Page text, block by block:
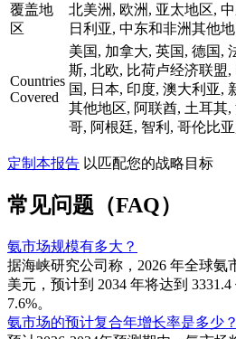
覆盖地
区
北美洲, 欧洲, 亚太地区,
日利亚, 中东和非洲其他
Countries
Covered
美国, 加拿大, 英国, 德国,
斯, 北欧, 比荷卢经济联盟
国, 日本, 印度, 澳大利亚,
其他地区, 阿联酋, 土耳其
哥, 阿根廷, 智利, 哥伦比
定制本报告 以匹配您的战略目标
常见问题（FAQ）
氨市场规模有多大？
据海峡研究公司称，2026 年全球氨
美元，预计到 2034 年将达到
7.6%。
氨市场的预计复合年增长率是多少？